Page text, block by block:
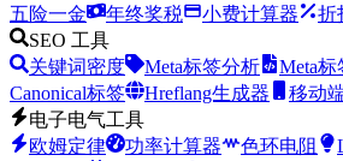
五险一金
年终奖税 小费计算器 折
SEO 工具
关键词密度
Meta标签分析 Meta
Canonical标签
Hreflang生成器
移动
电子电气工具
欧姆定律
功率计算器 色环电阻